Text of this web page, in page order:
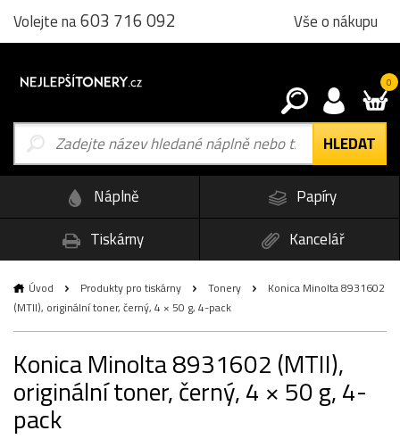
Volejte na603 716 092 Vše o nákupu
0
Náplně
Papíry
Tiskárny
Kancelář
Úvod Produkty pro tiskárny Tonery
Konica Minolta 8931602
(MTII), originální toner, černý, 4 × 50 g, 4-pack
Konica Minolta 8931602 (MTII),
originální toner, černý, 4 × 50 g, 4-
pack